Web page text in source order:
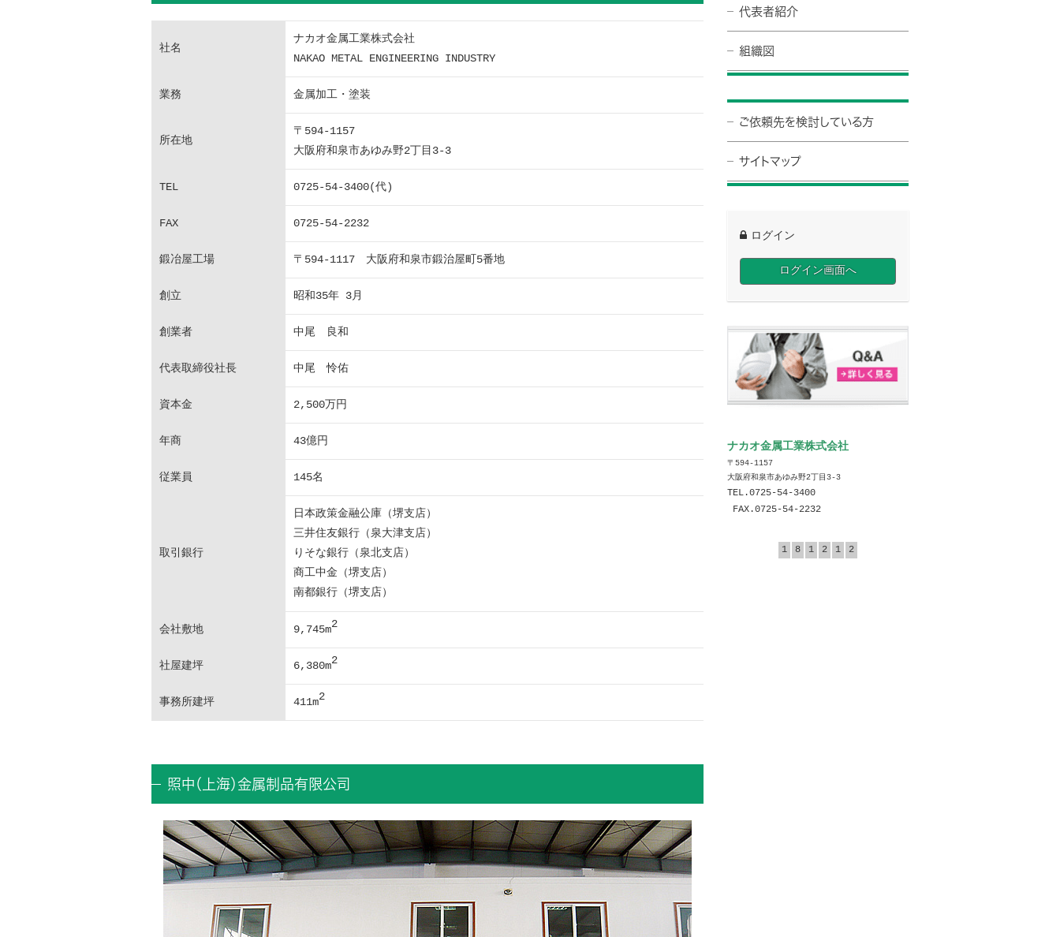
社名
ナカオ金属工業株式会社
NAKAO METAL ENGINEERING INDUSTRY
業務 金属加工・塗装
所在地
〒594-1157
大阪府和泉市あゆみ野2丁目3-3
TEL 0725-54-3400(代)
FAX 0725-54-2232
鍛冶屋工場 〒594-1117 大阪府和泉市鍛治屋町5番地
創立 昭和35年 3月
創業者 中尾 良和
代表取締役社長 中尾 怜佑
資本金 2,500万円
年商 43億円
従業員 145名
取引銀行
日本政策金融公庫（堺支店）
三井住友銀行（泉大津支店）
りそな銀行（泉北支店）
商工中金（堺支店）
南都銀行（堺支店）
会社敷地 9,745m2
社屋建坪 6,380m2
事務所建坪 411m2
照中（上海）金属制品有限公司
代表者紹介
組織図
ご依頼先を検討している方
サイトマップ
ログイン
ログイン画面へ
ナカオ金属工業株式会社
〒594-1157
大阪府和泉市あゆみ野2丁目3-3
TEL.0725-54-3400
FAX.0725-54-2232
1 8 1 2 1 2